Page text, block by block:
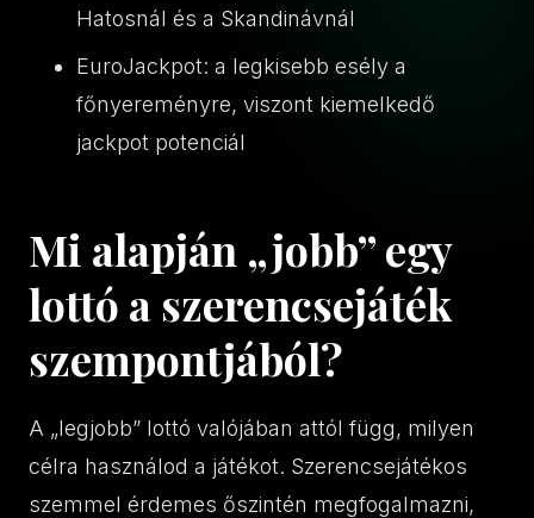
Hatosnál és a Skandinávnál
EuroJackpot: a legkisebb esély a
főnyereményre, viszont kiemelkedő
jackpot potenciál
Mi alapján „jobb” egy
lottó a szerencsejáték
szempontjából?
A „legjobb” lottó valójában attól függ, milyen
célra használod a játékot. Szerencsejátékos
szemmel érdemes őszintén megfogalmazni,